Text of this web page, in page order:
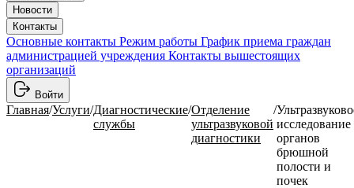
Новости
Контакты
Основные контакты Режим работы График приема граждан
администрацией учреждения Контакты вышестоящих
организаций
Войти
Главная/Услуги/Диагностические
службы
/Отделение
ультразвуковой
диагностики
/
исследование
органов
брюшной
полости и
почек